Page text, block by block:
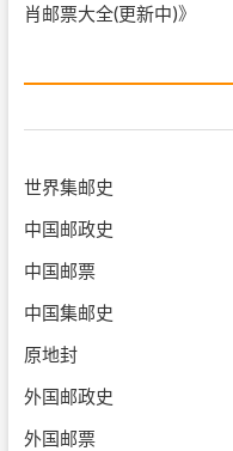
肖邮票大全(更新中)》
世界集邮史
中国邮政史
中国邮票
中国集邮史
原地封
外国邮政史
外国邮票